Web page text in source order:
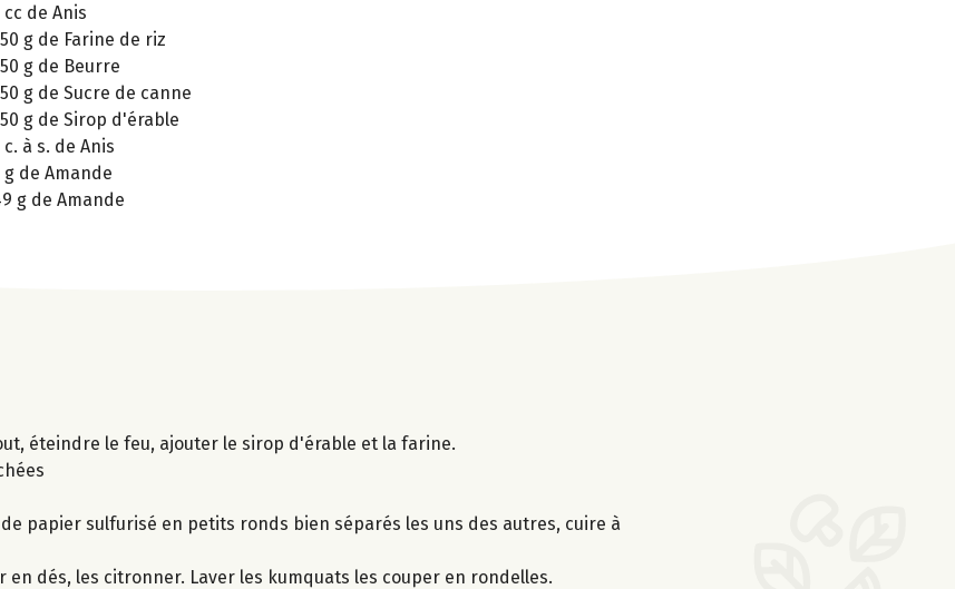
cc de Anis
g de Farine de riz
g de Beurre
g de Sucre de canne
g de Sirop d'érable
c. à s. de Anis
g de Amande
g de Amande
éteindre le feu, ajouter le sirop d'érable et la farine.
papier sulfurisé en petits ronds bien séparés les uns des autres, cuire à
dés, les citronner. Laver les kumquats les couper en rondelles.